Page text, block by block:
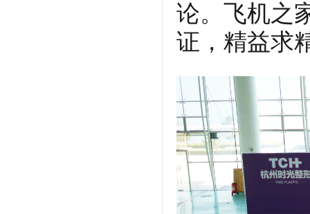
论。飞机之
证，精益求